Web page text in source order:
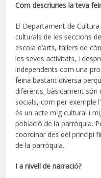
Com descriuries la teva
El Departament de
culturals de les seccions
escola d’arts, tallers de
les seves activitats, i
independents com una
feina bastant diversa
diferents, bàsicament són
socials, com per exemple
és un acte mig cultural i
població de la parròquia.
coordinar des del principi
de la parròquia.
I a nivell de narració?